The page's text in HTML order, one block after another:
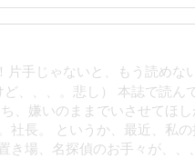
片手じゃないと、もう読めな
、、、。悲し） 本誌で読ん
、嫌いのままでいさせてほし
社長。 というか、最近、私
き場、名探偵のお手々が、、